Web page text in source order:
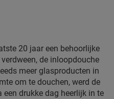
20 jaar een behoorlijke
de inloopdouche
meer glasproducten in
om te douchen, werd de
drukke dag heerlijk in te